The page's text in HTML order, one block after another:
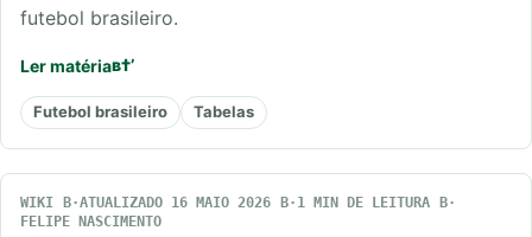
futebol brasileiro.
Ler matéria
Futebol brasileiro Tabelas
WIKI ATUALIZADO 16 MAIO 2026
1 MIN DE LEITURA
FELIPE NASCIMENTO